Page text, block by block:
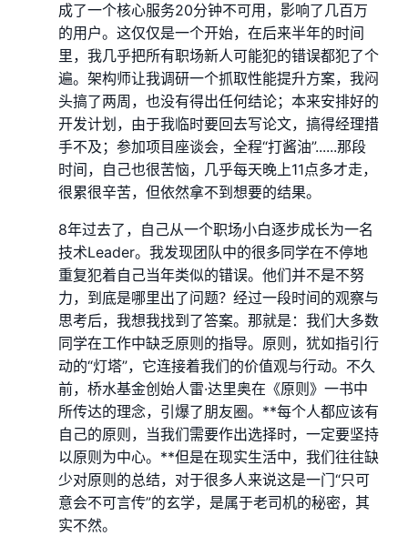
成了一个核心服务20分钟不可用，影响了几百万
的用户。这仅仅是一个开始，在后来半年的时间
里，我几乎把所有职场新人可能犯的错误都犯了个
遍。架构师让我调研一个抓取性能提升方案，我闷
头搞了两周，也没有得出任何结论；本来安排好的
开发计划，由于我临时要回去写论文，搞得经理措
手不及；参加项目座谈会，全程“打酱油”......那段
时间，自己也很苦恼，几乎每天晚上11点多才走，
很累很辛苦，但依然拿不到想要的结果。
8年过去了，自己从一个职场小白逐步成长为一名
技术Leader。我发现团队中的很多同学在不停地
重复犯着自己当年类似的错误。他们并不是不努
力，到底是哪里出了问题？经过一段时间的观察与
思考后，我想我找到了答案。那就是：我们大多数
同学在工作中缺乏原则的指导。原则，犹如指引行
动的“灯塔”，它连接着我们的价值观与行动。不久
前，桥水基金创始人雷·达里奥在《原则》一书中
所传达的理念，引爆了朋友圈。**每个人都应该有
自己的原则，当我们需要作出选择时，一定要坚持
以原则为中心。**但是在现实生活中，我们往往缺
少对原则的总结，对于很多人来说这是一门“只可
意会不可言传”的玄学，是属于老司机的秘密，其
实不然。